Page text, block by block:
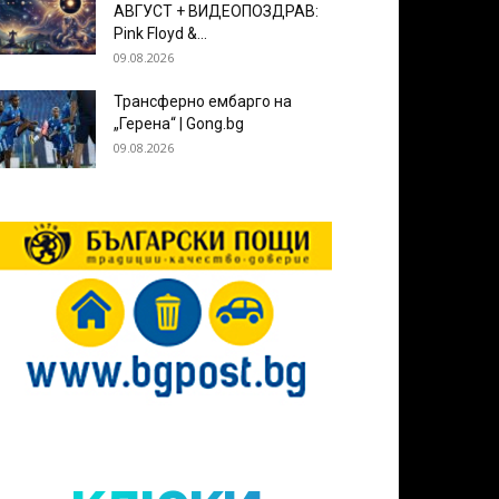
АВГУСТ + ВИДЕОПОЗДРАВ:
Pink Floyd &...
09.08.2026
Трансферно ембарго на
„Герена“ | Gong.bg
09.08.2026